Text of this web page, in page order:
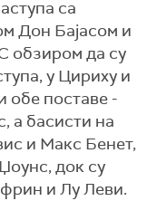
са
Дон Бајасом и
обзиром да су
у Цириху и
обе поставе -
а басисти на
и Макс Бенет,
док су
и Лу Леви.